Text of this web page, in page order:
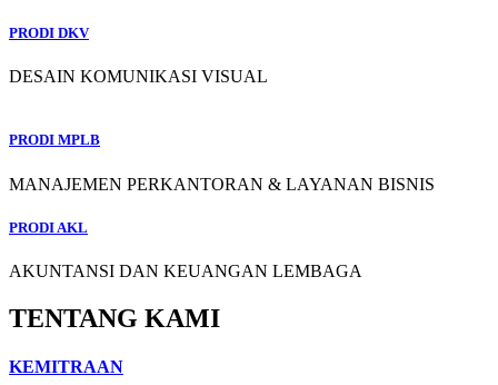
PRODI DKV
DESAIN KOMUNIKASI VISUAL
PRODI MPLB
MANAJEMEN PERKANTORAN & LAYANAN BISNIS
PRODI AKL
AKUNTANSI DAN KEUANGAN LEMBAGA
TENTANG KAMI
KEMITRAAN